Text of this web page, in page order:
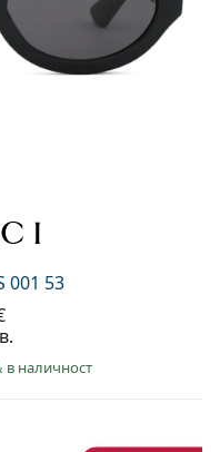
001 53
в наличност